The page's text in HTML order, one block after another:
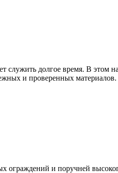
долгое время. В этом
и проверенных материалов.
ограждений и поручней